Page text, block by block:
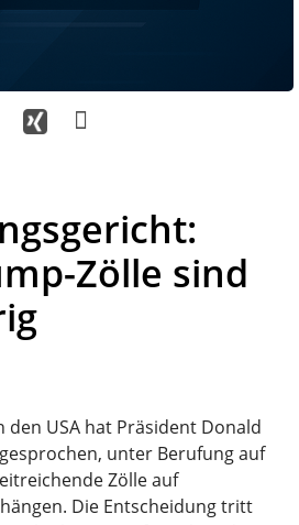
Zölle sind
den USA hat Präsident Donald
unter Berufung auf
Zölle auf
Die Entscheidung tritt